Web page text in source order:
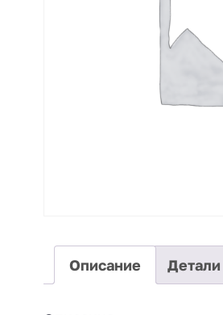
Описание Детали